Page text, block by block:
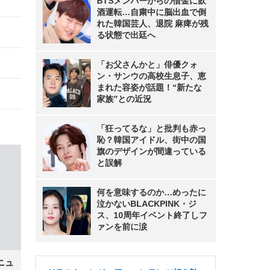
ュ
酒運転…自粛中に脳出血で倒
れた韓国芸人、退院 麻痺が残
る状態で出廷へ
「お父さんかと」俳優クォ
ン・サンウの高校生息子、恵
まれた容姿が話題！“新たな
家族”との近況
「狂ってるな」と批判も赤っ
恥？韓国アイドル、街中の国
旗のデザインが間違っている
と誤解
何を意味するのか…めったに
泣かないBLACKPINK・ジ
ス、10周年イベント終了しフ
ァンを前に涙